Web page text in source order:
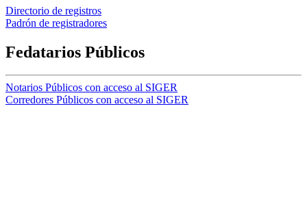
Directorio de registros
Padrón de registradores
Fedatarios Públicos
Notarios Públicos con acceso al SIGER
Corredores Públicos con acceso al SIGER